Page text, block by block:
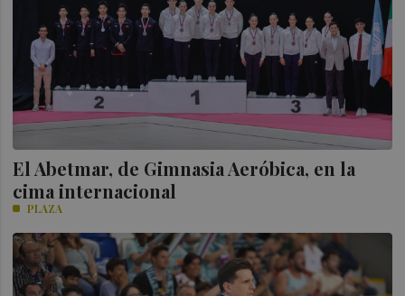
El Abetmar, de Gimnasia Aeróbica, en la
cima internacional
PLAZA